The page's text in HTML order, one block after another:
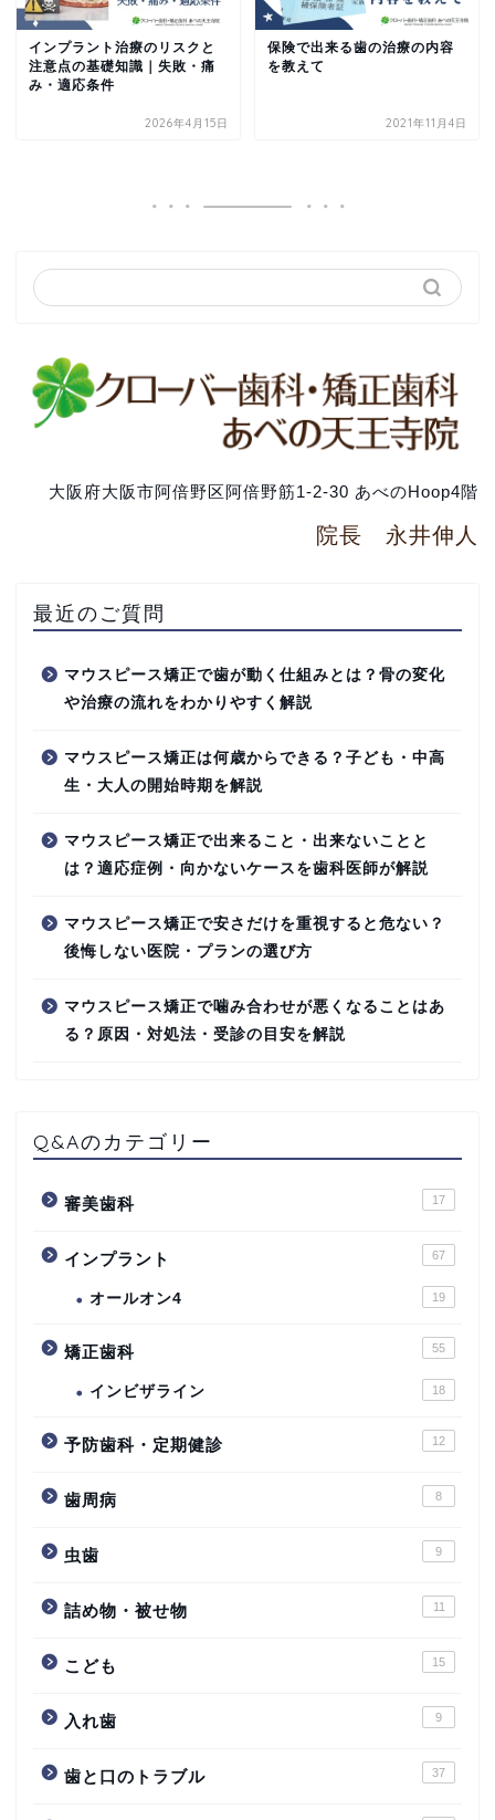
インプラント治療のリスクと
注意点の基礎知識｜失敗・痛
み・適応条件
2026年4月15日
保険で出来る歯の治療の内容
を教えて
2021年11月4日
大阪府大阪市阿倍野区阿倍野筋1-2-30 あべのHoop4階
院長 永井伸人
最近のご質問
マウスピース矯正で歯が動く仕組みとは？骨の変化
や治療の流れをわかりやすく解説
マウスピース矯正は何歳からできる？子ども・中高
生・大人の開始時期を解説
マウスピース矯正で出来ること・出来ないことと
は？適応症例・向かないケースを歯科医師が解説
マウスピース矯正で安さだけを重視すると危ない？
後悔しない医院・プランの選び方
マウスピース矯正で噛み合わせが悪くなることはあ
る？原因・対処法・受診の目安を解説
Q&Aのカテゴリー
審美歯科 17
インプラント 67
オールオン4 19
矯正歯科 55
インビザライン 18
予防歯科・定期健診 12
歯周病 8
虫歯 9
詰め物・被せ物 11
こども 15
入れ歯 9
歯と口のトラブル 37